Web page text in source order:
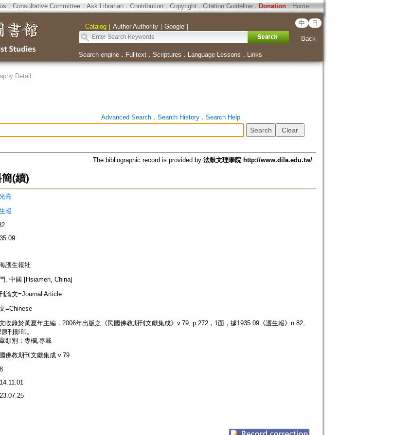
． Consultative Committee． Ask Librarian． Contribution．Copyright．Citation Guideline． Donation．Home
｜ Catalog｜ Author Authority｜ Google｜ 中 日
Back
Search engine． Fulltext． Scriptures ． Language Lessons ． Links
Detail
Advanced Search． Search History． Search Help
The bibliographic record is provided by 法鼓文理學院 http://www.dila.edu.tw/.
(續)
熹
報
護生報社
, 中國 [Hsiamen, China]
論文=Journal Article
=Chinese
收錄於黃夏年主編，2006年出版之《民國佛教期刊文獻集成》v.79, p.272，1面，據1935.09《護生報》n.82,
刊影印。
類別：專欄,專載
佛教期刊文獻集成 v.79